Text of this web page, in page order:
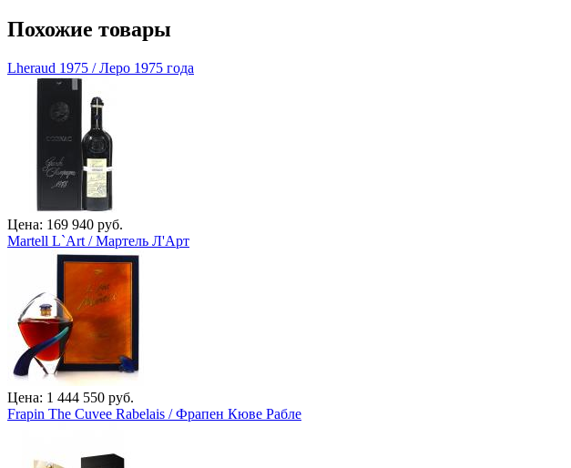
Похожие товары
Lheraud 1975 / Леро 1975 года
Цена: 169 940 руб.
Martell L`Art / Мартель Л'Арт
Цена: 1 444 550 руб.
Frapin The Cuvee Rabelais / Фрапен Кюве Рабле